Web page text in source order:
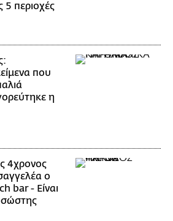
5 περιοχές
που
η
4χρονος
ο
bar - Είναι